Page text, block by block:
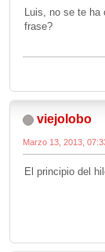
Luis, no se te ha
frase?
viejolobo
Marzo 13, 2013,
El principio del